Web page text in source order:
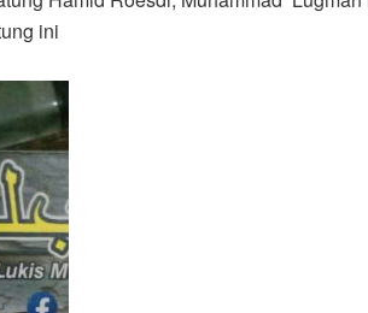
ini